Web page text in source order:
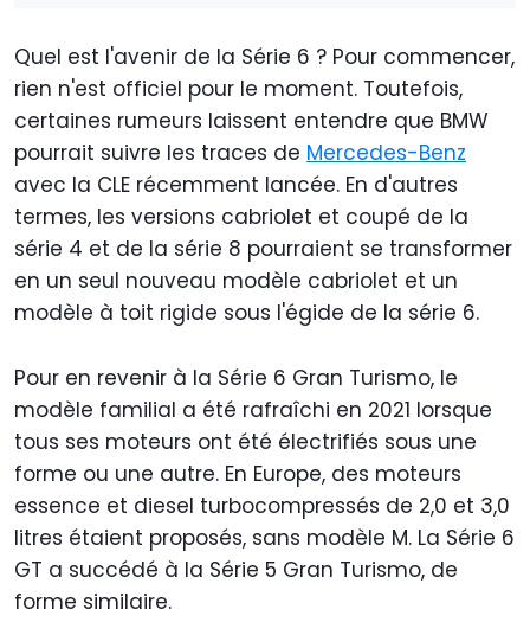
Quel est l'avenir de la Série 6 ? Pour commencer,
rien n'est officiel pour le moment. Toutefois,
certaines rumeurs laissent entendre que BMW
pourrait suivre les traces de Mercedes-Benz
avec la CLE récemment lancée. En d'autres
termes, les versions cabriolet et coupé de la
série 4 et de la série 8 pourraient se transformer
en un seul nouveau modèle cabriolet et un
modèle à toit rigide sous l'égide de la série 6.
Pour en revenir à la Série 6 Gran Turismo, le
modèle familial a été rafraîchi en 2021 lorsque
tous ses moteurs ont été électrifiés sous une
forme ou une autre. En Europe, des moteurs
essence et diesel turbocompressés de 2,0 et 3,0
litres étaient proposés, sans modèle M. La Série 6
GT a succédé à la Série 5 Gran Turismo, de
forme similaire.